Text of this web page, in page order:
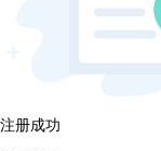
注册成功